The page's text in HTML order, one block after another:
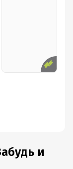
и